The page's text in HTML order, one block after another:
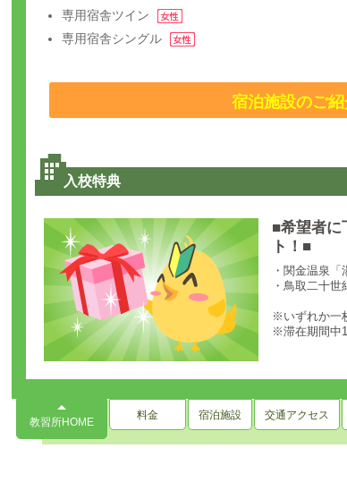
専用宿舎ツイン
専用宿舎シングル
宿泊施設のご
入校特典
■希望者に
ト！■
・関金温泉
・鳥取二十
※いずれか一
※滞在期間中
教習所HOME
料金 宿泊施設 交通アクセス